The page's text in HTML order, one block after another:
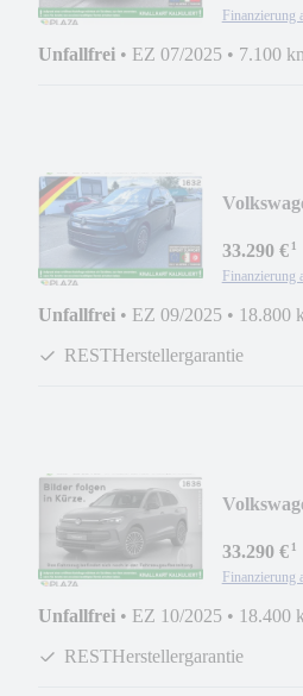
Finanzierung
Unfallfrei • EZ 07/2025 • 7.100
33.290 €¹
Finanzierung
Unfallfrei • EZ 09/2025 • 18.800
RESTHerstellergarantie
33.290 €¹
Finanzierung
Unfallfrei • EZ 10/2025 • 18.400
RESTHerstellergarantie